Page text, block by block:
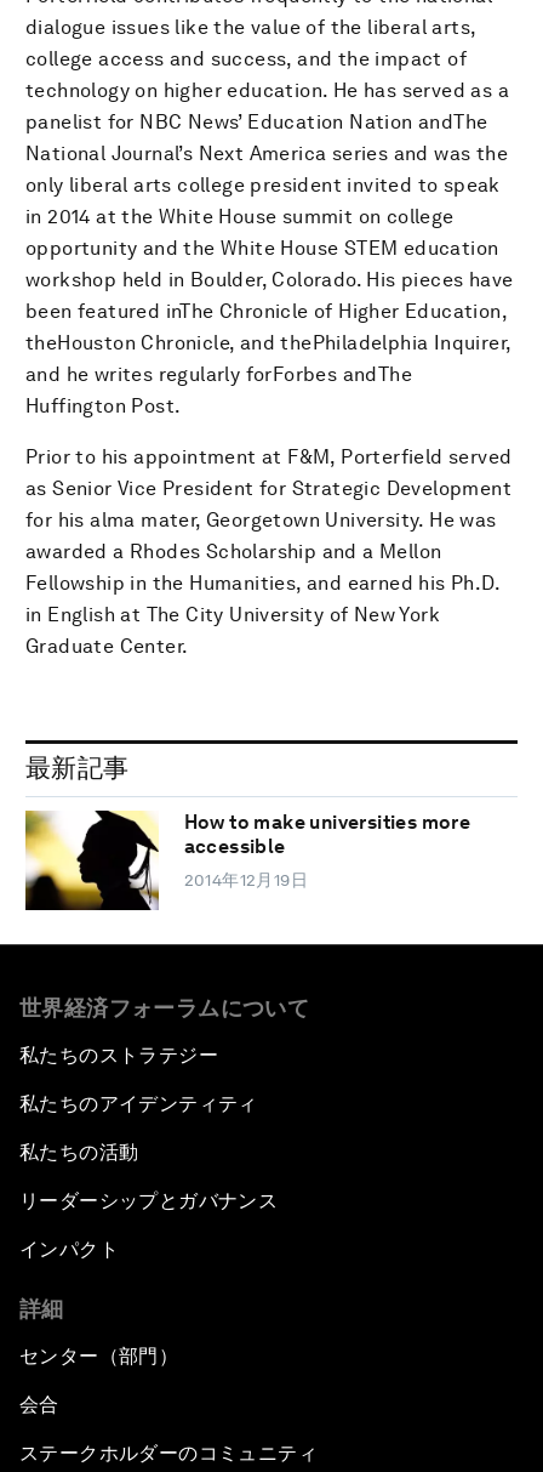
dialogue issues like the value of the liberal arts,
college access and success, and the impact of
technology on higher education. He has served as a
panelist for NBC News’ Education Nation andThe
National Journal’s Next America series and was the
only liberal arts college president invited to speak
in 2014 at the White House summit on college
opportunity and the White House STEM education
workshop held in Boulder, Colorado. His pieces have
been featured inThe Chronicle of Higher Education,
theHouston Chronicle, and thePhiladelphia Inquirer,
and he writes regularly forForbes andThe
Huffington Post.
Prior to his appointment at F&M, Porterfield served
as Senior Vice President for Strategic Development
for his alma mater, Georgetown University. He was
awarded a Rhodes Scholarship and a Mellon
Fellowship in the Humanities, and earned his Ph.D.
in English at The City University of New York
Graduate Center.
最新記事
How to make universities more
accessible
2014年12月19日
世界経済フォーラムについて
私たちのストラテジー
私たちのアイデンティティ
私たちの活動
リーダーシップとガバナンス
インパクト
詳細
センター（部門）
会合
ステークホルダーのコミュニティ